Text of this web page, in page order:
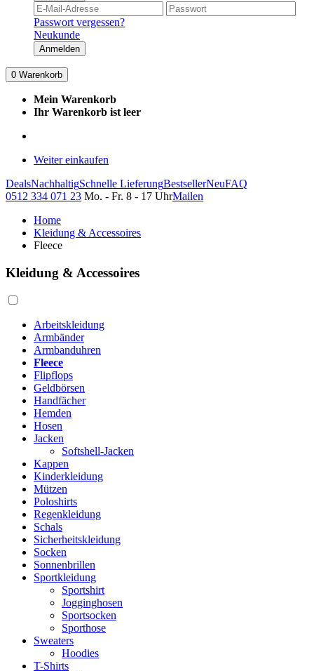
Passwort vergessen?
Neukunde
Anmelden
0 Warenkorb
Mein Warenkorb
Ihr Warenkorb ist leer
Weiter einkaufen
DealsNachhaltigSchnelle LieferungBestsellerNeuFAQ
0512 334 071 23 Mo. - Fr. 8 - 17 UhrMailen
Home
Kleidung & Accessoires
Fleece
Kleidung & Accessoires
Arbeitskleidung
Armbänder
Armbanduhren
Fleece
Flipflops
Geldbörsen
Handfächer
Hemden
Hosen
Jacken
Softshell-Jacken
Kappen
Kinderkleidung
Mützen
Poloshirts
Regenkleidung
Schals
Sicherheitskleidung
Socken
Sonnenbrillen
Sportkleidung
Sportshirt
Jogginghosen
Sportsocken
Sporthose
Sweaters
Hoodies
T-Shirts